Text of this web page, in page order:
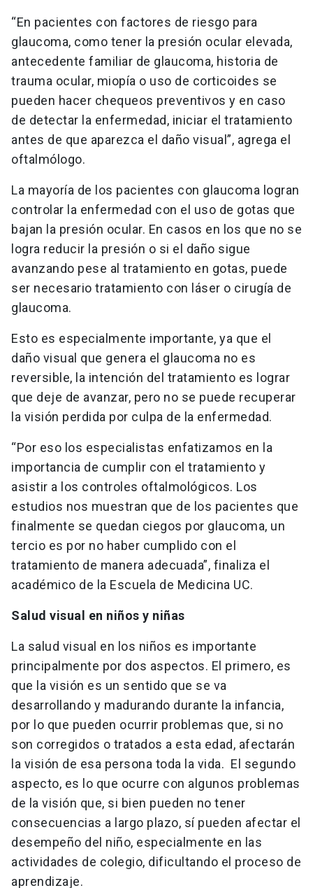
“En pacientes con factores de riesgo para
glaucoma, como tener la presión ocular elevada,
antecedente familiar de glaucoma, historia de
trauma ocular, miopía o uso de corticoides se
pueden hacer chequeos preventivos y en caso
de detectar la enfermedad, iniciar el tratamiento
antes de que aparezca el daño visual”, agrega el
oftalmólogo.
La mayoría de los pacientes con glaucoma logran
controlar la enfermedad con el uso de gotas que
bajan la presión ocular. En casos en los que no se
logra reducir la presión o si el daño sigue
avanzando pese al tratamiento en gotas, puede
ser necesario tratamiento con láser o cirugía de
glaucoma.
Esto es especialmente importante, ya que el
daño visual que genera el glaucoma no es
reversible, la intención del tratamiento es lograr
que deje de avanzar, pero no se puede recuperar
la visión perdida por culpa de la enfermedad.
“Por eso los especialistas enfatizamos en la
importancia de cumplir con el tratamiento y
asistir a los controles oftalmológicos. Los
estudios nos muestran que de los pacientes que
finalmente se quedan ciegos por glaucoma, un
tercio es por no haber cumplido con el
tratamiento de manera adecuada”, finaliza el
académico de la Escuela de Medicina UC.
Salud visual en niños y niñas
La salud visual en los niños es importante
principalmente por dos aspectos. El primero, es
que la visión es un sentido que se va
desarrollando y madurando durante la infancia,
por lo que pueden ocurrir problemas que, si no
son corregidos o tratados a esta edad, afectarán
la visión de esa persona toda la vida. El segundo
aspecto, es lo que ocurre con algunos problemas
de la visión que, si bien pueden no tener
consecuencias a largo plazo, sí pueden afectar el
desempeño del niño, especialmente en las
actividades de colegio, dificultando el proceso de
aprendizaje.